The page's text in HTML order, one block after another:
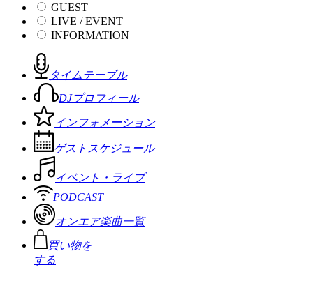
GUEST
LIVE / EVENT
INFORMATION
タイムテーブル
DJプロフィール
インフォメーション
ゲストスケジュール
イベント・ライブ
PODCAST
オンエア楽曲一覧
買い物を
する